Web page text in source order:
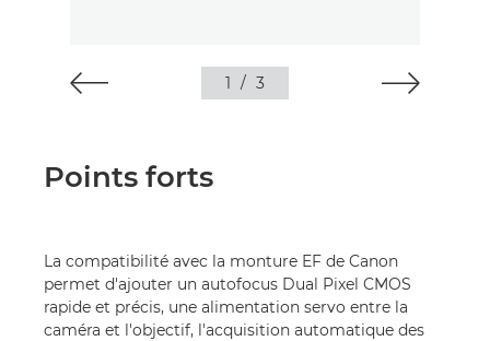
1 / 3
Points forts
La compatibilité avec la monture EF de Canon
permet d'ajouter un autofocus Dual Pixel CMOS
rapide et précis, une alimentation servo entre la
caméra et l'objectif, l'acquisition automatique des